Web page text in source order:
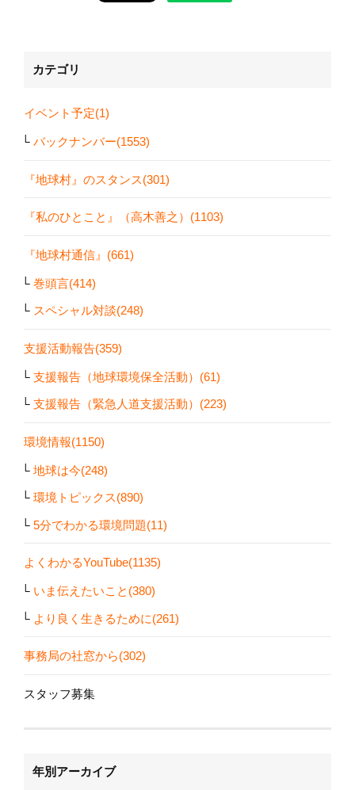
カテゴリ
イベント予定(1)
バックナンバー(1553)
『地球村』のスタンス(301)
『私のひとこと』（高木善之）(1103)
『地球村通信』(661)
巻頭言(414)
スペシャル対談(248)
支援活動報告(359)
支援報告（地球環境保全活動）(61)
支援報告（緊急人道支援活動）(223)
環境情報(1150)
地球は今(248)
環境トピックス(890)
5分でわかる環境問題(11)
よくわかるYouTube(1135)
いま伝えたいこと(380)
より良く生きるために(261)
事務局の社窓から(302)
スタッフ募集
年別アーカイブ